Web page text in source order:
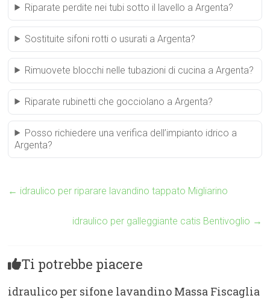
Riparate perdite nei tubi sotto il lavello a Argenta?
Sostituite sifoni rotti o usurati a Argenta?
Rimuovete blocchi nelle tubazioni di cucina a Argenta?
Riparate rubinetti che gocciolano a Argenta?
Posso richiedere una verifica dell’impianto idrico a
Argenta?
← idraulico per riparare lavandino tappato Migliarino
idraulico per galleggiante catis Bentivoglio →
Ti potrebbe piacere
idraulico per sifone lavandino Massa Fiscaglia